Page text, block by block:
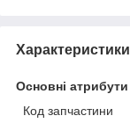
Характеристики
Основні атрибути
Код запчастини